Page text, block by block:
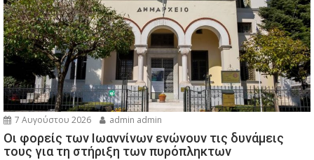
7 Αυγούστου 2026 admin admin
Οι φορείς των Ιωαννίνων ενώνουν τις δυνάμεις
τους για τη στήριξη των πυρόπληκτων